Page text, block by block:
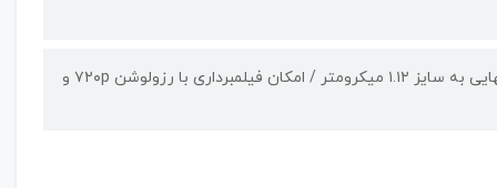
حسگر از نوع عریض (Wide)، دریچه‌ی دیافراگم f/۲.۲، ثبت تصاویر با پیکسل‎هایی به سایز ۱.۱۲ میکرومتر / امکان فیلمبرداری با رزولوشن ۷۲۰p و